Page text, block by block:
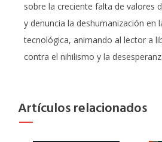
sobre la creciente falta de valores
y denuncia la deshumanización en
tecnológica, animando al lector a
contra el nihilismo y la
Artículos relacionados